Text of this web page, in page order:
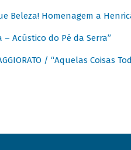
Beleza! Homenagem a
– Acústico do Pé da Serra”
/ “Aquelas Coisas